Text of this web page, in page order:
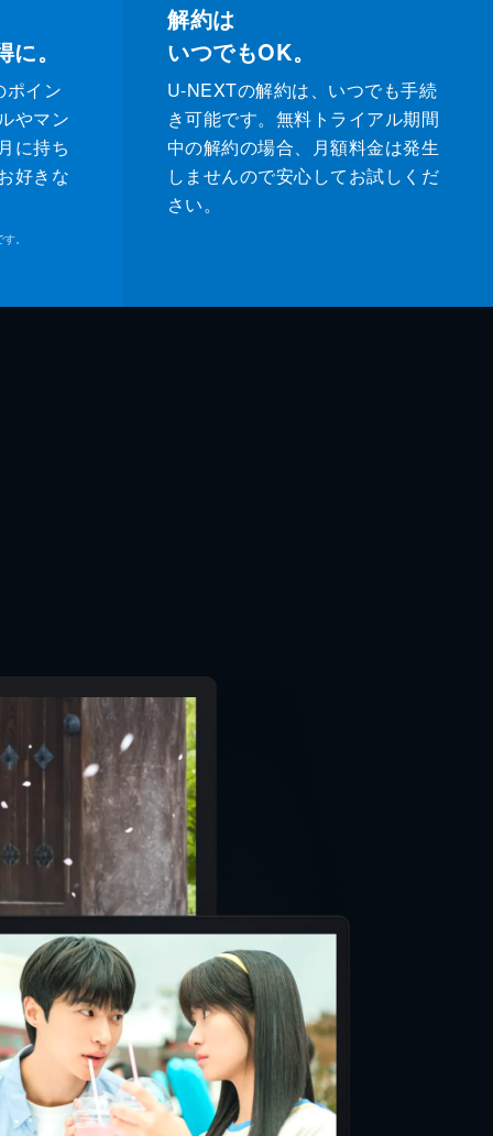
。
ポイン
やマン
に持ち
好きな
。
解約は
いつでもOK。
U-NEXTの解約は、いつでも手続
き可能です。無料トライアル期間
中の解約の場合、月額料金は発生
しませんので安心してお試しくだ
さい。